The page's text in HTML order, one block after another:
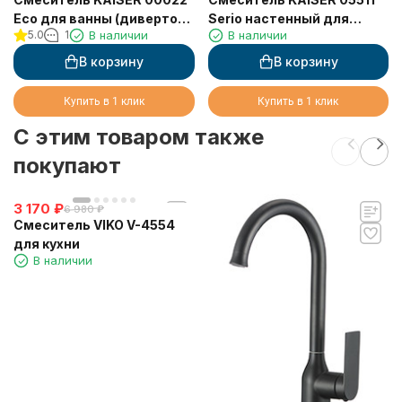
Eco для ванны (дивертор
6002)
5.0 1 В наличии
В корзину
Купить в 1 клик
Serio настенный для
раковины, хром,
картридж 6201
В наличии
В корзину
Купить в 1 клик
C этим товаром также
покупают
3 170 ₽6 980 ₽
Смеситель VIKO V-4554
для кухни
В наличии